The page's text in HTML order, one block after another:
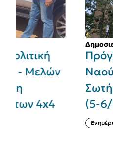
Δημοσιεύτηκε: 05/08/
Πρόγραμμα
Ναού
Σωτήρος
(5-6/8/2026)